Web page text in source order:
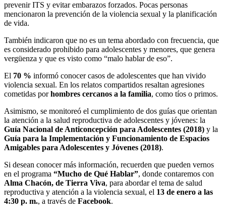
prevenir ITS y evitar embarazos forzados. Pocas personas
mencionaron la prevención de la violencia sexual y la planificación
de vida.
También indicaron que no es un tema abordado con frecuencia, que
es considerado prohibido para adolescentes y menores, que genera
vergüenza y que es visto como “malo hablar de eso”.
El 70 % informó conocer casos de adolescentes que han vivido
violencia sexual. En los relatos compartidos resaltan agresiones
cometidas porhombres cercanos a la familia, como tíos o primos.
Asimismo, se monitoreó el cumplimiento de dos guías que orientan
la atención a la salud reproductiva de adolescentes y jóvenes: la
Guía Nacional de Anticoncepción para Adolescentes (2018) y la
Guía para la Implementación y Funcionamiento de Espacios
Amigables para Adolescentes y Jóvenes (2018).
Si desean conocer más información, recuerden que pueden vernos
en el programa “Mucho de Qué Hablar”, donde contaremos con
Alma Chacón, de Tierra Viva, para abordar el tema de salud
reproductiva y atención a la violencia sexual, el 13 de enero a las
4:30 p. m., a través de Facebook.